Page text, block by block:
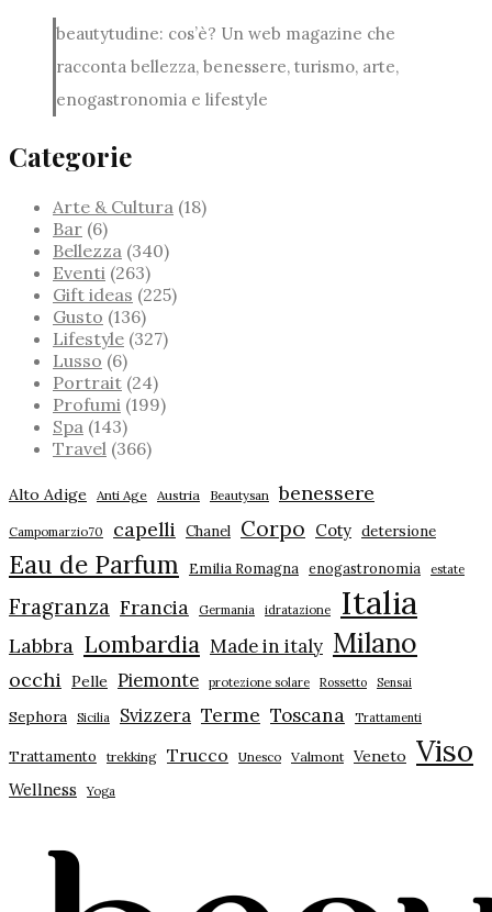
beautytudine: cos’è? Un web magazine che
racconta bellezza, benessere, turismo, arte,
enogastronomia e lifestyle
Categorie
Arte & Cultura (18)
Bar (6)
Bellezza (340)
Eventi (263)
Gift ideas (225)
Gusto (136)
Lifestyle (327)
Lusso (6)
Portrait (24)
Profumi (199)
Spa (143)
Travel (366)
Alto Adige Anti Age Austria Beautysan benessere
Campomarzio70 capelli Chanel Corpo Coty detersione
Eau de Parfum Emilia Romagna enogastronomia estate
Fragranza Francia Germania idratazione Italia
Labbra Lombardia Made in italy Milano
occhi Pelle Piemonte protezione solare Rossetto Sensai
Sephora Sicilia Svizzera Terme Toscana Trattamenti
Trattamento trekking Trucco Unesco Valmont Veneto Viso
Wellness Yoga